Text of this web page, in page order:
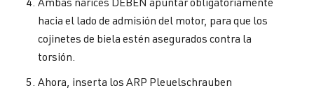
hacia el lado de admisión del motor, para que los
cojinetes de biela estén asegurados contra la
torsión.
Ahora, inserta los ARP Pleuelschrauben